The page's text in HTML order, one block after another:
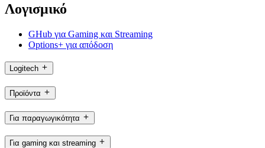
Λογισμικό
GHub για Gaming και Streaming
Options+ για απόδοση
Logitech
Προϊόντα
Για παραγωγικότητα
Για gaming και streaming